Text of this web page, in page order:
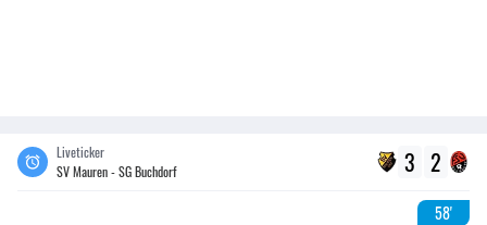
Liveticker
SV Mauren - SG Buchdorf
3 2
58'